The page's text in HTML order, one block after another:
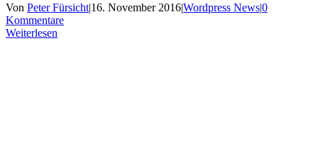
Von Peter Fürsicht|16. November 2016|Wordpress News|0
Kommentare
Weiterlesen